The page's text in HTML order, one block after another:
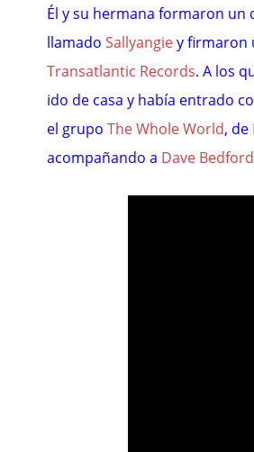
Él y su hermana formaron un
llamado Sallyangiey firmaron
Transatlantic Records. A los
ido de casa y había entrado
el grupoThe Whole World, de
acompañando a Dave Bedford